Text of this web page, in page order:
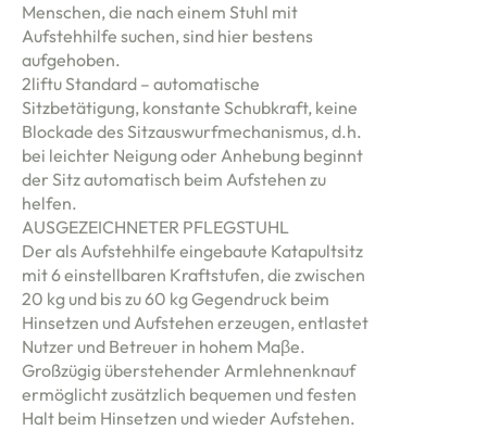
Menschen, die nach einem Stuhl mit
Aufstehhilfe suchen, sind hier bestens
aufgehoben.
2liftu Standard – automatische
Sitzbetätigung, konstante Schubkraft, keine
Blockade des Sitzauswurfmechanismus, d.h.
bei leichter Neigung oder Anhebung beginnt
der Sitz automatisch beim Aufstehen zu
helfen.
AUSGEZEICHNETER PFLEGSTUHL
Der als Aufstehhilfe eingebaute Katapultsitz
mit 6 einstellbaren Kraftstufen, die zwischen
20 kg und bis zu 60 kg Gegendruck beim
Hinsetzen und Aufstehen erzeugen, entlastet
Nutzer und Betreuer in hohem Maβe.
Großzügig überstehender Armlehnenknauf
ermöglicht zusätzlich bequemen und festen
Halt beim Hinsetzen und wieder Aufstehen.